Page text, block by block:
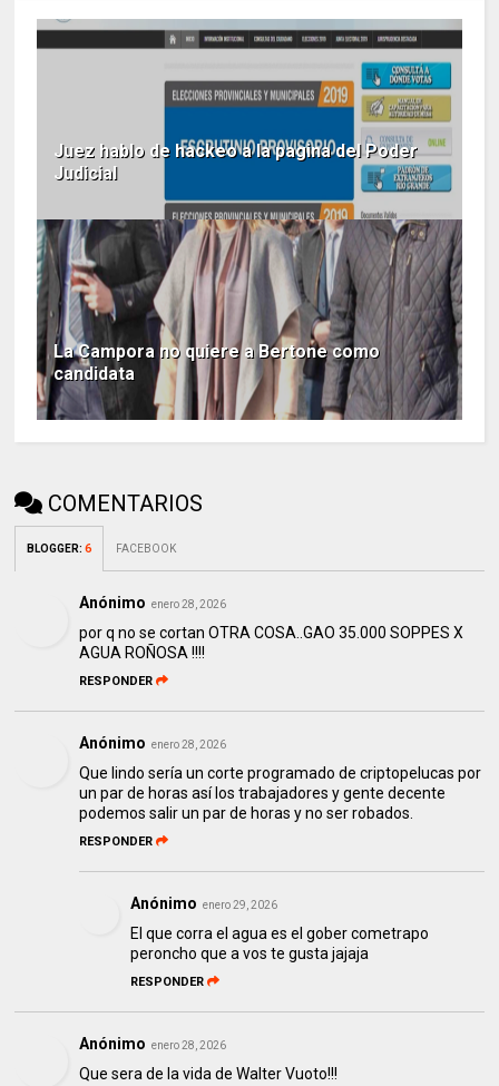
Juez hablo de hackeo a la pagina del Poder
Judicial
La Campora no quiere a Bertone como
candidata
COMENTARIOS
BLOGGER:6 FACEBOOK
Anónimo enero 28, 2026
por q no se cortan OTRA COSA..GAO 35.000 SOPPES X
AGUA ROÑOSA !!!!
RESPONDER
Anónimo enero 28, 2026
Que lindo sería un corte programado de criptopelucas por
un par de horas así los trabajadores y gente decente
podemos salir un par de horas y no ser robados.
RESPONDER
Anónimo enero 29, 2026
El que corra el agua es el gober cometrapo
peroncho que a vos te gusta jajaja
RESPONDER
Anónimo enero 28, 2026
Que sera de la vida de Walter Vuoto!!!